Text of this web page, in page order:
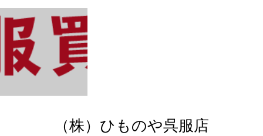
（株）ひものや呉服店